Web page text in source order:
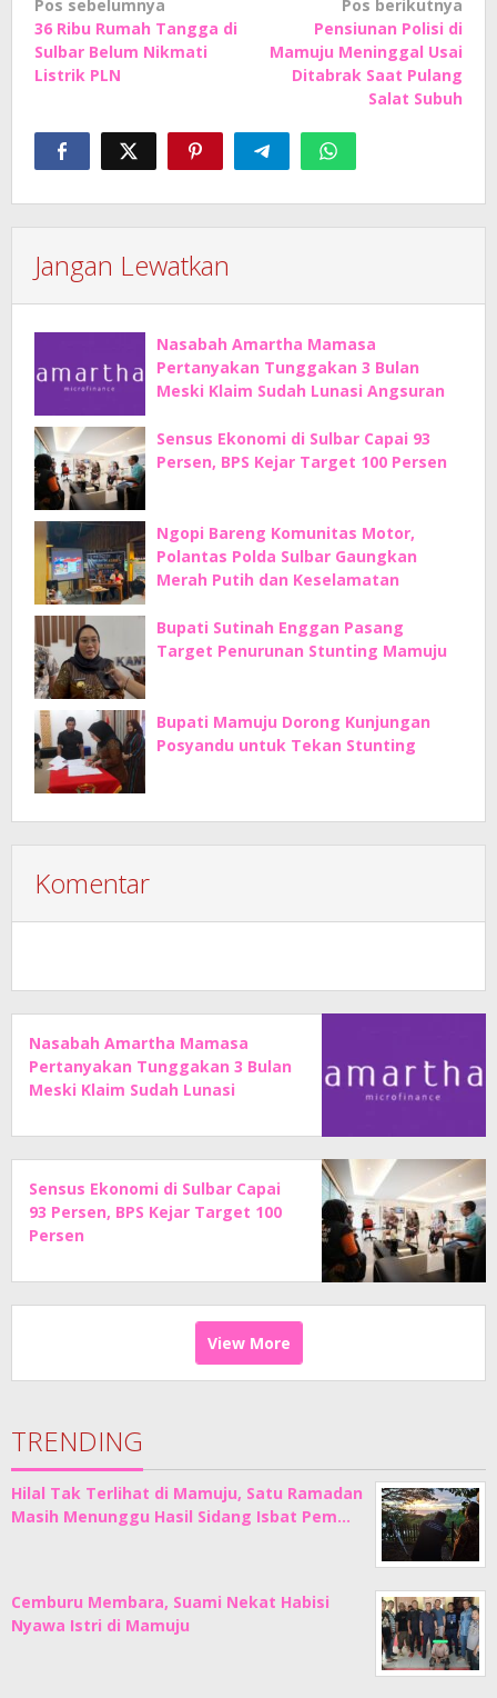
pos
Pos sebelumnya
36 Ribu Rumah Tangga di
Sulbar Belum Nikmati
Listrik PLN
Pos berikutnya
Pensiunan Polisi di
Mamuju Meninggal Usai
Ditabrak Saat Pulang
Salat Subuh
Jangan Lewatkan
Nasabah Amartha Mamasa
Pertanyakan Tunggakan 3 Bulan
Meski Klaim Sudah Lunasi Angsuran
Sensus Ekonomi di Sulbar Capai 93
Persen, BPS Kejar Target 100 Persen
Ngopi Bareng Komunitas Motor,
Polantas Polda Sulbar Gaungkan
Merah Putih dan Keselamatan
Bupati Sutinah Enggan Pasang
Target Penurunan Stunting Mamuju
Bupati Mamuju Dorong Kunjungan
Posyandu untuk Tekan Stunting
Komentar
Nasabah Amartha Mamasa
Pertanyakan Tunggakan 3 Bulan
Meski Klaim Sudah Lunasi
Sensus Ekonomi di Sulbar Capai
93 Persen, BPS Kejar Target 100
Persen
View More
TRENDING
Hilal Tak Terlihat di Mamuju, Satu Ramadan
Masih Menunggu Hasil Sidang Isbat Pem…
Cemburu Membara, Suami Nekat Habisi
Nyawa Istri di Mamuju